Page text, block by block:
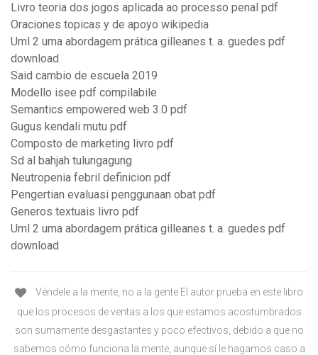
Livro teoria dos jogos aplicada ao processo penal pdf
Oraciones topicas y de apoyo wikipedia
Uml 2 uma abordagem prática gilleanes t. a. guedes pdf
download
Said cambio de escuela 2019
Modello isee pdf compilabile
Semantics empowered web 3.0 pdf
Gugus kendali mutu pdf
Composto de marketing livro pdf
Sd al bahjah tulungagung
Neutropenia febril definicion pdf
Pengertian evaluasi penggunaan obat pdf
Generos textuais livro pdf
Uml 2 uma abordagem prática gilleanes t. a. guedes pdf
download
Véndele a la mente, no a la gente El autor prueba en este libro
que los procesos de ventas a los que estamos acostumbrados
son sumamente desgastantes y poco efectivos, debido a que no
sabemos cómo funciona la mente, aunque sí le hagamos caso a